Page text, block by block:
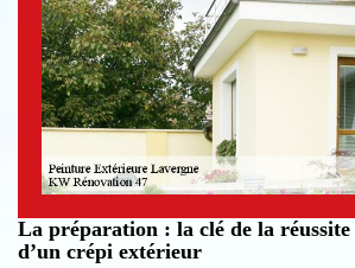
La préparation : la clé de la
d’un crépi extérieur